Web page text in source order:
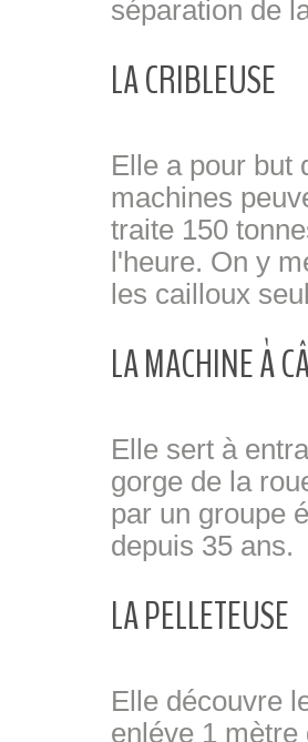
séparation de
LA CRIBLEUSE
Elle a pour but
machines
traite 150
l'heure. On y
les cailloux
LA MACHINE À
Elle sert à
gorge de la
par un groupe
depuis 35 ans.
LA PELLETEUSE
Elle découvre
enléve 1